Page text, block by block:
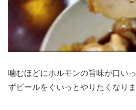
噛むほどにホルモンの旨味が口い
ずビールをぐいっとやりたくなりま